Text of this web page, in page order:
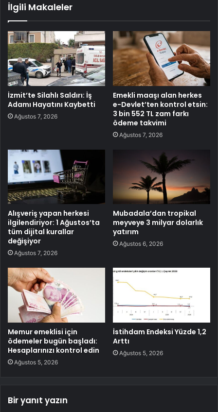
İlgili Makaleler
İzmit’te Silahlı Saldırı: İş
Adamı Hayatını Kaybetti
Ağustos 7, 2026
Emekli maaşı alan herkes
e-Devlet’ten kontrol etsin:
3 bin 552 TL zam farkı
ödeme takvimi
Ağustos 7, 2026
Alışveriş yapan herkesi
ilgilendiriyor: 1 Ağustos’ta
tüm dijital kurallar
değişiyor
Ağustos 7, 2026
Mubadala’dan tropikal
meyveye 3 milyar dolarlık
yatırım
Ağustos 6, 2026
Memur emeklisi için
ödemeler bugün başladı:
Hesaplarınızı kontrol edin
Ağustos 5, 2026
İstihdam Endeksi Yüzde 1,2
Arttı
Ağustos 5, 2026
Bir yanıt yazın